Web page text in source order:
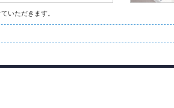
いただきます。